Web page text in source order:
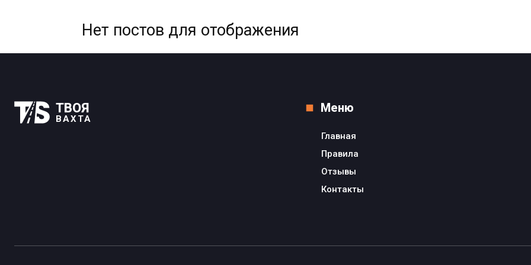
Нет постов для отображения
ТВОЯ
ВАХТА
Меню
Главная
Правила
Отзывы
Контакты